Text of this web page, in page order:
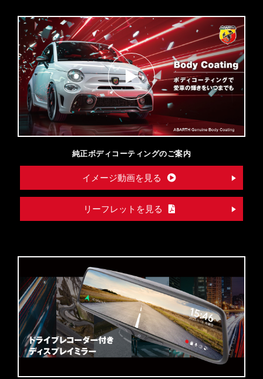
純正ボディコーティングのご案内
イメージ動画を見る
リーフレットを見る